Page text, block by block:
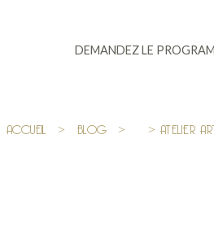
DEMANDEZ LE
ACCUEIL > BLOG > > ATELIER